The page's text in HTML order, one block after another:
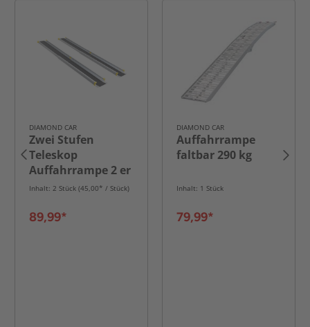
DIAMOND CAR
Zwei Stufen
Teleskop
Auffahrrampe 2 er
Set 152 x 19 cm,
Inhalt: 2 Stück (45,00* / Stück)
89,99*
DIAMOND CAR
Auffahrrampe
faltbar 290 kg
Inhalt: 1 Stück
79,99*